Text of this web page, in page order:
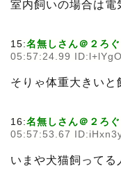
室内飼いの場合は電
15:名無しさん＠２ろ
05:57:24.99
そりゃ体重大きいと
16:名無しさん＠２ろ
05:57:53.67
いまや犬猫飼ってる